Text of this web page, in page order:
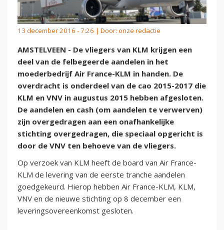
13 december 2016 - 7:26 | Door: onze redactie
AMSTELVEEN - De vliegers van KLM krijgen een
deel van de felbegeerde aandelen in het
moederbedrijf Air France-KLM in handen. De
overdracht is onderdeel van de cao 2015-2017 die
KLM en VNV in augustus 2015 hebben afgesloten.
De aandelen en cash (om aandelen te verwerven)
zijn overgedragen aan een onafhankelijke
stichting overgedragen, die speciaal opgericht is
door de VNV ten behoeve van de vliegers.
Op verzoek van KLM heeft de board van Air France-
KLM de levering van de eerste tranche aandelen
goedgekeurd. Hierop hebben Air France-KLM, KLM,
VNV en de nieuwe stichting op 8 december een
leveringsovereenkomst gesloten.